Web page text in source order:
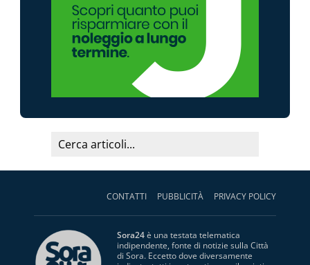
CONTATTI PUBBLICITÀ PRIVACY POLICY
Sora24è una testata telematica
indipendente, fonte di notizie sulla Città
di Sora. Eccetto dove diversamente